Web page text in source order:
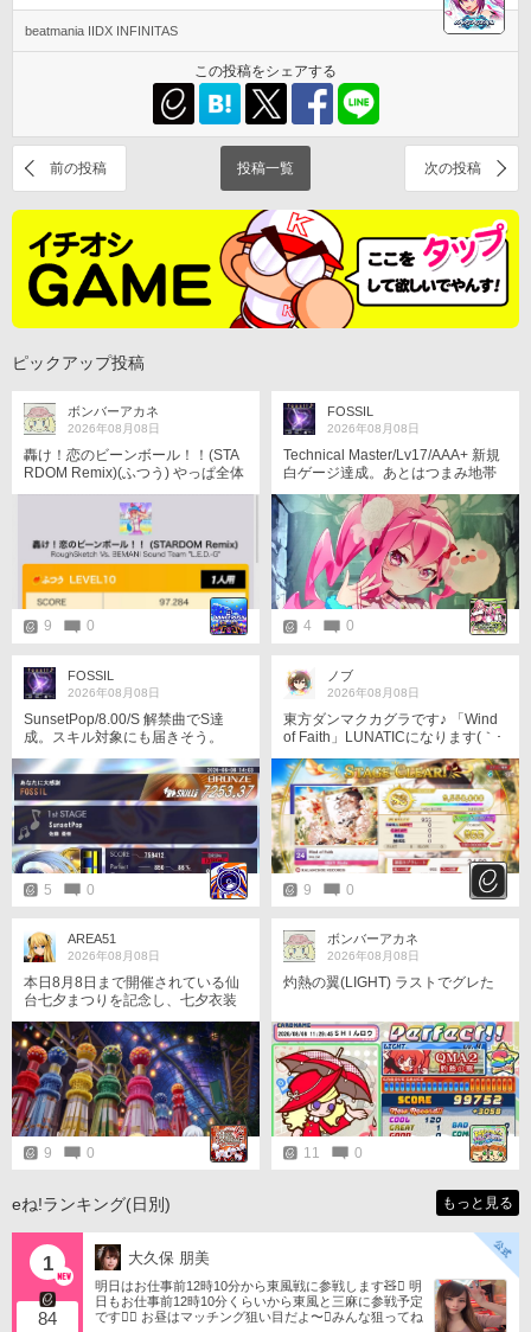
beatmania IIDX INFINITAS
この投稿をシェアする
前の投稿 投稿一覧 次の投稿
ピックアップ投稿
ボンバーアカネ
2026年08月08日
轟け！恋のビーンボール！！(STA
RDOM Remix)(ふつう) やっぱ全体
的に前よりは出来なくなっている
9 0
FOSSIL
2026年08月08日
Technical Master/Lv17/AAA+ 新規
白ゲージ達成。あとはつまみ地帯
は課題。
4 0
FOSSIL
2026年08月08日
SunsetPop/8.00/S 解禁曲でS達
成。スキル対象にも届きそう。
5 0
ノブ
2026年08月08日
東方ダンマクカグラです♪ 「Wind
of Faith」LUNATICになります(｀･
達成出来ました🆙
♪⁠ ⁠\⁠(⁠^⁠ω⁠^⁠\⁠ ⁠)〜⁠(⁠꒪⁠꒳⁠꒪⁠)⁠〜(⁠ ⁠/⁠^⁠ω⁠^⁠)⁠/⁠♪⁠♪
9 0
AREA51
2026年08月08日
本日8月8日まで開催されている仙
台七夕まつりを記念し、七夕衣装
で8ちゃんさんの時報参加させてい
ただきます。 皆様、もし同組にな
ることがあればよろしくお願いい
たします。
9 0
ボンバーアカネ
2026年08月08日
灼熱の翼(LIGHT) ラストでグレた
11 0
eね!ランキング(日別) もっと見る
1
84
大久保 朋美
明日はお仕事前12時10分から東風戦に参戦します🧸󾬏 明
日もお仕事前12時10分くらいから東風と三麻に参戦予定
です󾠔󾭠 お昼はマッチング狙い目だよ〜󾍘みんな狙ってね